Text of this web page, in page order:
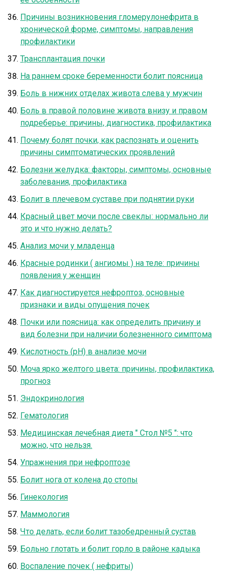
Причины возникновения гломерулонефрита в
хронической форме, симптомы, направления
профилактики
Трансплантация почки
На раннем сроке беременности болит поясница
Боль в нижних отделах живота слева у мужчин
Боль в правой половине живота внизу и правом
подреберье: причины, диагностика, профилактика
Почему болят почки, как распознать и оценить
причины симптоматических проявлений
Болезни желудка: факторы, симптомы, основные
заболевания, профилактика
Болит в плечевом суставе при поднятии руки
Красный цвет мочи после свеклы: нормально ли
это и что нужно делать?
Анализ мочи у младенца
Красные родинки ( ангиомы ) на теле: причины
появления у женщин
Как диагностируется нефроптоз, основные
признаки и виды опущения почек
Почки или поясница: как определить причину и
вид болезни при наличии болезненного симптома
Кислотность (рН) в анализе мочи
Моча ярко желтого цвета: причины, профилактика,
прогноз
Эндокринология
Гематология
Медицинская лечебная диета " Стол №5 ": что
можно, что нельзя.
Упражнения при нефроптозе
Болит нога от колена до стопы
Гинекология
Маммология
Что делать, если болит тазобедренный сустав
Больно глотать и болит горло в районе кадыка
Воспаление почек ( нефриты)